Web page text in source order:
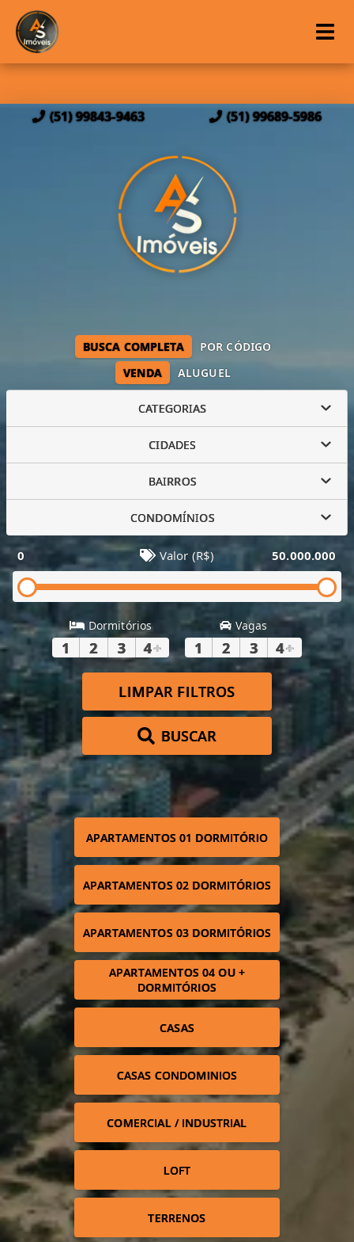
(51) 99843-9463 (51) 99689-5986
VENDA ALUGUEL
BUSCA COMPLETA POR CÓDIGO
CATEGORIAS
CIDADES
BAIRROS
CONDOMÍNIOS
0 Valor (R$) 50.000.000
Dormitórios
1 2 3 4+
Vagas
1 2 3 4+
LIMPAR FILTROS
BUSCAR
APARTAMENTOS 01 DORMITÓRIO
APARTAMENTOS 02 DORMITÓRIOS
APARTAMENTOS 03 DORMITÓRIOS
APARTAMENTOS 04 OU +
DORMITÓRIOS
CASAS
CASAS CONDOMINIOS
COMERCIAL / INDUSTRIAL
LOFT
TERRENOS